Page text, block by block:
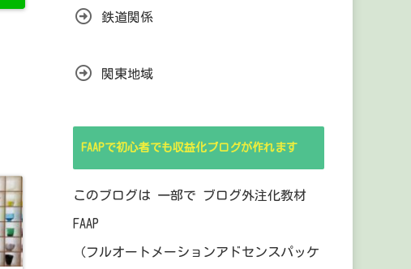
鉄道関係
関東地域
FAAPで初心者でも収益化ブログが作れます
このブログは 一部で ブログ外注化教材
FAAP
（フルオートメーションアドセンスパッケ